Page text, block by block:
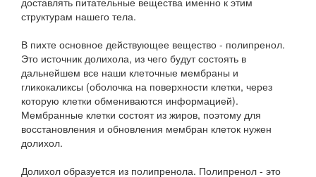
структурам нашего тела.
В пихте основное действующее вещество - полипренол.
Это источник долихола, из чего будут состоять в
дальнейшем все наши клеточные мембраны и
гликокаликсы (оболочка на поверхности клетки, через
которую клетки обмениваются информацией).
Мембранные клетки состоят из жиров, поэтому для
восстановления и обновления мембран клеток нужен
долихол.
Долихол образуется из полипренола. Полипренол - это